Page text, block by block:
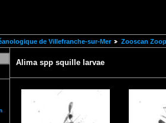
de Villefranche-sur-Mer Zooscan
Alima spp squille larvae